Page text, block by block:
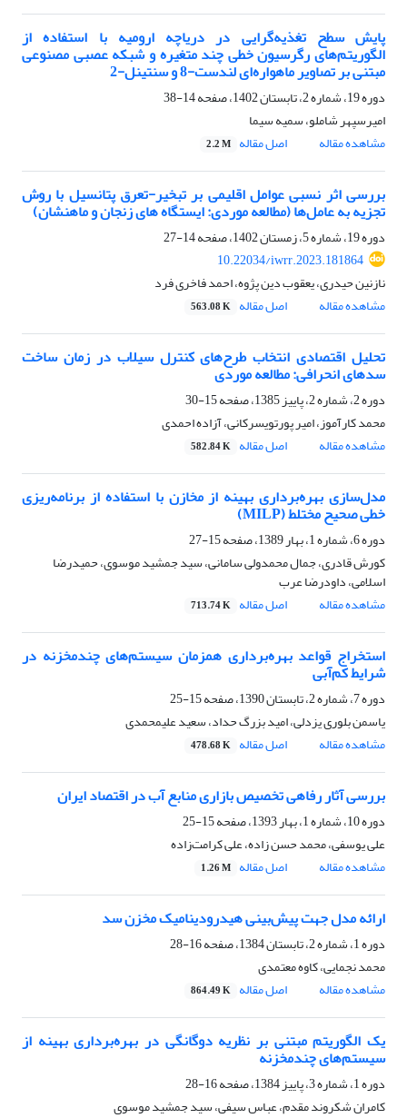
پایش سطح تغذیه‌گرایی در دریاچه ارومیه با استفاده از
الگوریتم‌های رگرسیون خطی چند متغیره و شبکه‌ عصبی مصنوعی
مبتنی بر تصاویر ماهواره‌ای لندست-8 و سنتینل-2
دوره 19، شماره 2، تابستان 1402، صفحه
14-38
امیرسپهر شاملو، سمیه سیما
مشاهده مقاله
اصل مقاله 2.2 M
بررسی اثر نسبی عوامل اقلیمی بر تبخیر-تعرق پتانسیل با روش
تجزیه به عامل‌ها (مطالعه موردی: ایستگاه های زنجان و ماهنشان)
دوره 19، شماره 5، زمستان 1402، صفحه
14-27
10.22034/iwrr.2023.181864
نازنین حیدری، یعقوب دین پژوه، احمد فاخری فرد
مشاهده مقاله
اصل مقاله 563.08 K
تحلیل اقتصادی انتخاب طرح‌های کنترل سیلاب در زمان ساخت
سدهای انحرافی: مطالعه موردی
دوره 2، شماره 2، پاییز 1385، صفحه
15-30
محمد کارآموز، امیر پورتویسرکانی، آزاده احمدی
مشاهده مقاله
اصل مقاله 582.84 K
مدل‌سازی بهره‌برداری بهینه از مخازن با استفاده از برنامه‌ریزی
خطی صحیح مختلط (MILP)
دوره 6، شماره 1، بهار 1389، صفحه
15-27
کورش قادری، جمال محمدولی سامانی، سید جمشید موسوی، حمیدرضا
اسلامی، داودرضا عرب
مشاهده مقاله
اصل مقاله 713.74 K
استخراج قواعد بهره‌برداری همزمان سیستم‌های چندمخزنه در
شرایط کم‌آبی
دوره 7، شماره 2، تابستان 1390، صفحه
15-25
یاسمن بلوری یزدلی، امید بزرگ حداد، سعید علیمحمدی
مشاهده مقاله
اصل مقاله 478.68 K
بررسی آثار رفاهی تخصیص بازاری منابع آب در اقتصاد ایران
دوره 10، شماره 1، بهار 1393، صفحه
15-25
علی یوسفی، محمد حسن زاده، علی کرامت‌زاده
مشاهده مقاله
اصل مقاله 1.26 M
ارائه مدل جهت پیش‌بینی هیدرودینامیک مخزن سد
دوره 1، شماره 2، تابستان 1384، صفحه
16-28
محمد نجمایی، کاوه معتمدی
مشاهده مقاله
اصل مقاله 864.49 K
یک الگوریتم مبتنی بر نظریه دوگانگی در بهره‌برداری بهینه از
سیستم‌های چندمخزنه
دوره 1، شماره 3، پاییز 1384، صفحه
16-28
کامران شکروند مقدم، عباس سیفی، سید جمشید موسوی